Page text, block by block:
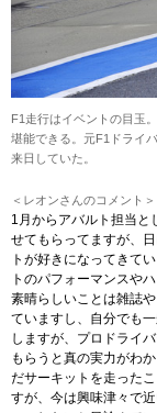
F1走行はイベントの目玉
堪能できる。元F1ドライ
来日していた。
＜レオンさんのコメント＞
1月からアバルト担当と
せてもらってますが、
トが好きになってきて
トのパフォーマンスや
素晴らしいことは雑誌
ていますし、自分でも
しますが、プロドライ
もらうと真の実力がわ
だサーキットを走った
すが、今は興味津々で